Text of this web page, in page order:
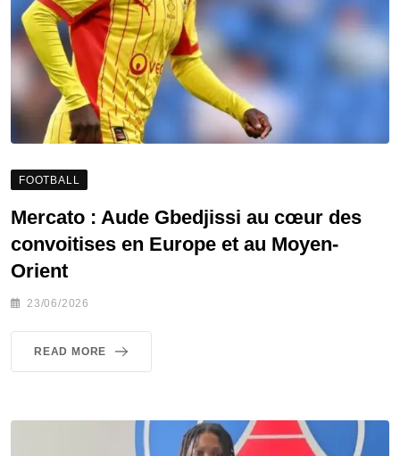
FOOTBALL
Mercato : Aude Gbedjissi au cœur des
convoitises en Europe et au Moyen-
Orient
23/06/2026
READ MORE